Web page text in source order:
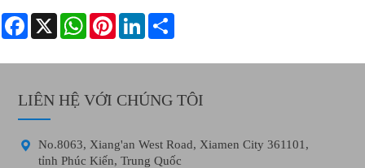
Facebook
X WhatsAppPinterestLinkedIn
LIÊN HỆ VỚI CHÚNG TÔI

No.8063, Xiang'an West Road, Xiamen City 361101,
tỉnh Phúc Kiến, Trung Quốc